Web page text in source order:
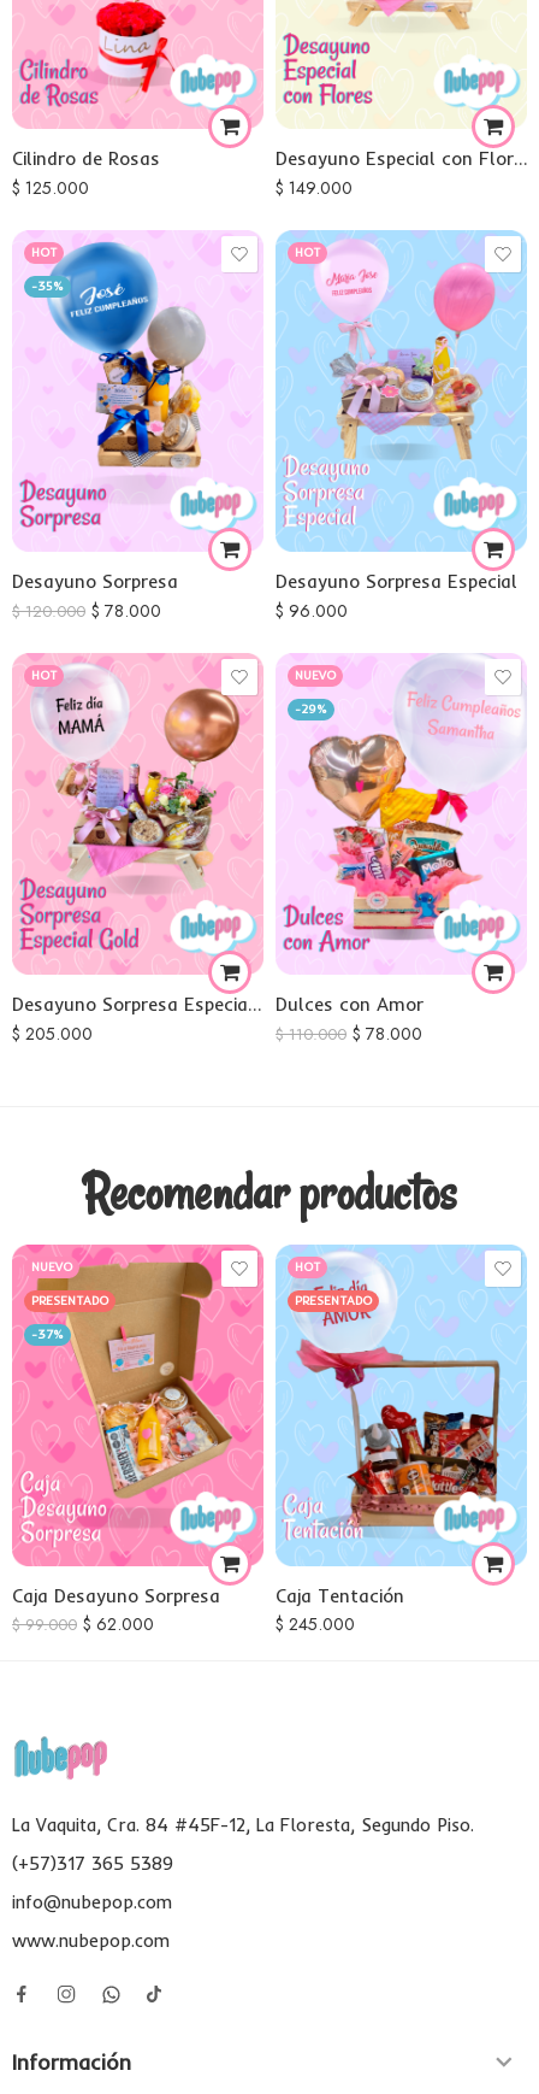
Cilindro de Rosas
$ 125.000
Desayuno Especial con Flores
$ 149.000
HOT
-35%
Desayuno Sorpresa
$120.000 $ 78.000
HOT
Desayuno Sorpresa Especial
$ 96.000
HOT
Desayuno Sorpresa Especial Gold
$ 205.000
NUEVO
-29%
Dulces con Amor
$110.000 $ 78.000
Recomendar productos
NUEVO
PRESENTADO
-37%
Caja Desayuno Sorpresa
$99.000 $ 62.000
HOT
PRESENTADO
Caja Tentación
$ 245.000
La Vaquita, Cra. 84 #45F-12, La Floresta, Segundo Piso.
(+57)317 365 5389
info@nubepop.com
www.nubepop.com
Información